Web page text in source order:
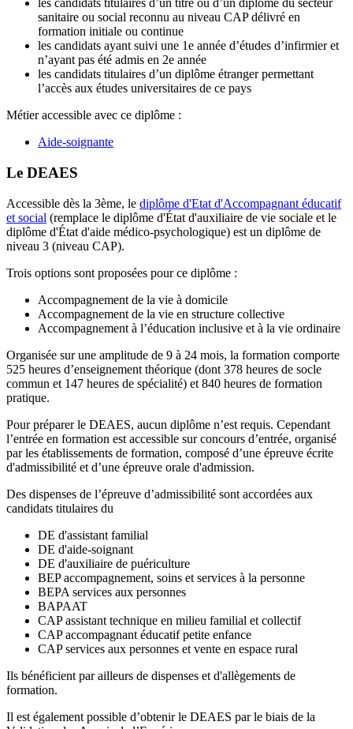
les candidats titulaires d’un titre ou d’un diplôme du secteur
sanitaire ou social reconnu au niveau CAP délivré en
formation initiale ou continue
les candidats ayant suivi une 1e année d’études d’infirmier et
n’ayant pas été admis en 2e année
les candidats titulaires d’un diplôme étranger permettant
l’accès aux études universitaires de ce pays
Métier accessible avec ce diplôme :
Aide-soignante
Le DEAES
Accessible dès la 3ème, le diplôme d'Etat d'Accompagnant éducatif
et social (remplace le diplôme d'État d'auxiliaire de vie sociale et le
diplôme d'État d'aide médico-psychologique) est un diplôme de
niveau 3 (niveau CAP).
Trois options sont proposées pour ce diplôme :
Accompagnement de la vie à domicile
Accompagnement de la vie en structure collective
Accompagnement à l’éducation inclusive et à la vie ordinaire
Organisée sur une amplitude de 9 à 24 mois, la formation comporte
525 heures d’enseignement théorique (dont 378 heures de socle
commun et 147 heures de spécialité) et 840 heures de formation
pratique.
Pour préparer le DEAES, aucun diplôme n’est requis. Cependant
l’entrée en formation est accessible sur concours d’entrée, organisé
par les établissements de formation, composé d’une épreuve écrite
d'admissibilité et d’une épreuve orale d'admission.
Des dispenses de l’épreuve d’admissibilité sont accordées aux
candidats titulaires du
DE d'assistant familial
DE d'aide-soignant
DE d'auxiliaire de puériculture
BEP accompagnement, soins et services à la personne
BEPA services aux personnes
BAPAAT
CAP assistant technique en milieu familial et collectif
CAP accompagnant éducatif petite enfance
CAP services aux personnes et vente en espace rural
Ils bénéficient par ailleurs de dispenses et d'allègements de
formation.
Il est également possible d’obtenir le DEAES par le biais de la